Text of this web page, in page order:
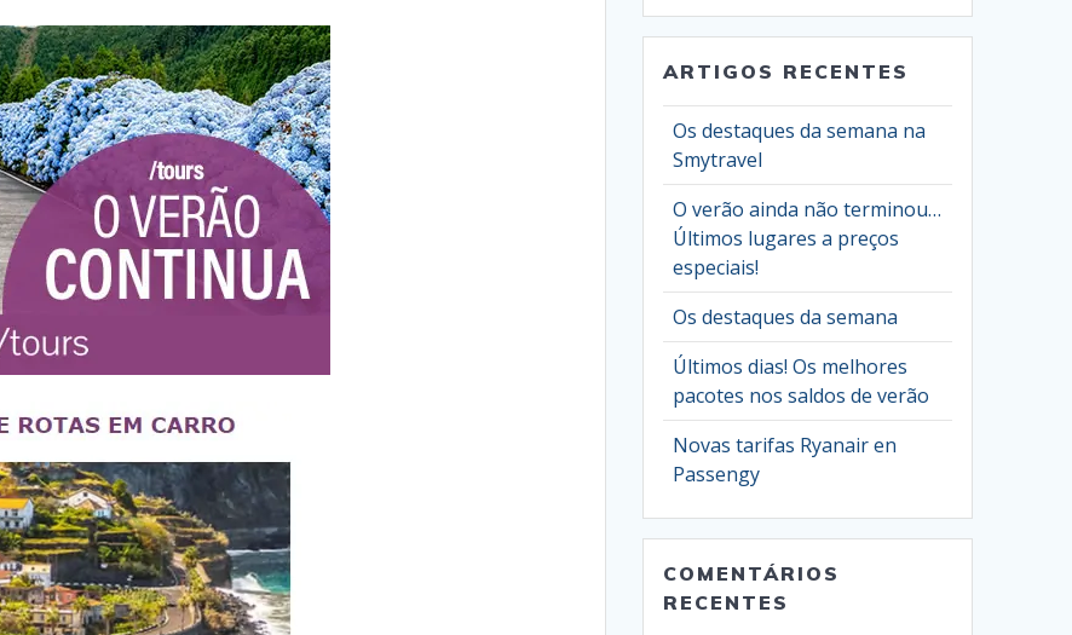
ARTIGOS RECENTES
Os destaques da semana na
Smytravel
O verão ainda não terminou…
Últimos lugares a preços
especiais!
Os destaques da semana
Últimos dias! Os melhores
pacotes nos saldos de verão
Novas tarifas Ryanair en
Passengy
COMENTÁRIOS
RECENTES